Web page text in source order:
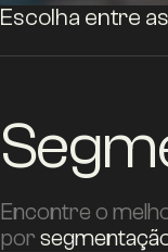
Escolha entre
Encontre o
por